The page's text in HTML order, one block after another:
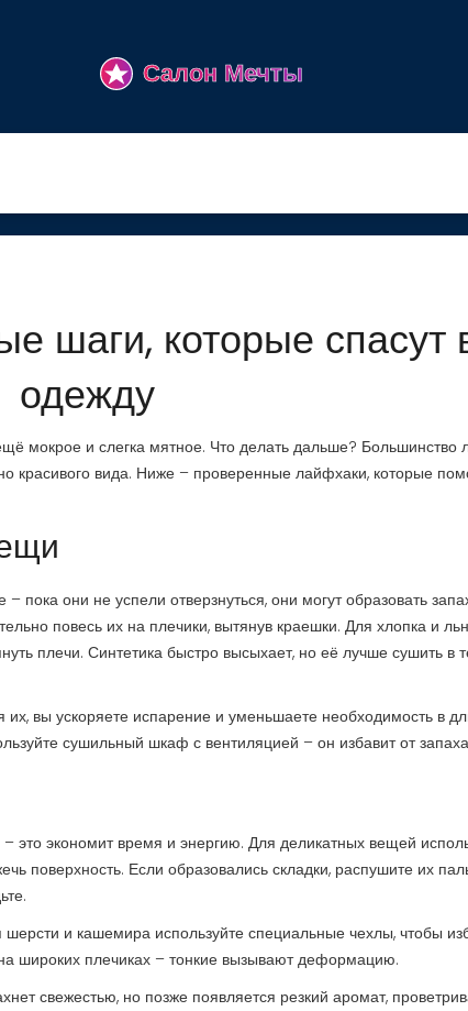
шаги, которые спасут
одежду
мокрое и слегка мятное. Что делать дальше? Большинство
красивого вида. Ниже – проверенные лайфхаки, которые
они не успели отверзнуться, они могут образовать
повесь их на плечики, вытянув краешки. Для хлопка и
плечи. Синтетика быстро высыхает, но её лучше сушить в
вы ускоряете испарение и уменьшаете необходимость в
сушильный шкаф с вентиляцией – он избавит от
– это экономит время и энергию. Для деликатных вещей
поверхность. Если образовались складки, распушите их
и кашемира используйте специальные чехлы, чтобы
широких плечиках – тонкие вызывают деформацию.
свежестью, но позже появляется резкий аромат,